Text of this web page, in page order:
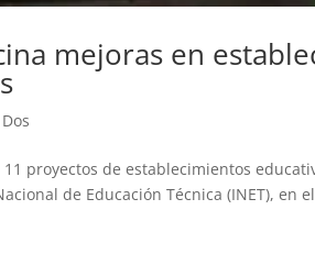
mejoras en
proyectos de establecimientos
de Educación Técnica (INET), en